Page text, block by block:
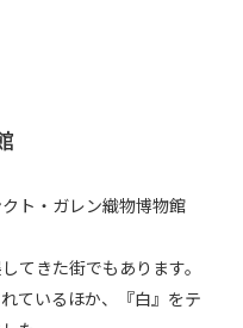
ト・ガレン織物博物館
てきた街でもあります。
ているほか、『白』をテ